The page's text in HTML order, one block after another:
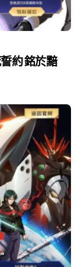
約 銘於黯